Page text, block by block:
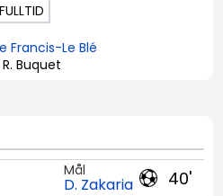
FULLTID
Francis-Le Blé
R. Buquet
40'
Mål
D. Zakaria